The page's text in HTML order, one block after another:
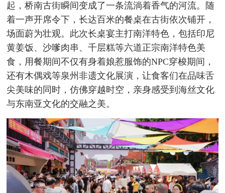
起，桥南古街瞬间变成了一条流淌着香气的河流。随
着一声开席令下，长达百米的餐桌在古街依次铺开，
场面蔚为壮观。此次长桌宴主打南洋特色，包括印尼
黄姜饭、沙嗲肉串、千层糕等六道正宗南洋特色美
食，用餐期间不仅有身着娘惹服饰的NPC穿梭期间，
还有木偶戏等泉州非遗文化展演，让食客们在品味舌
尖美味的同时，仿佛穿越时空，亲身感受到海丝文化
与东南亚文化的交融之美。